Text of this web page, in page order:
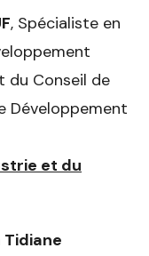
, Spécialiste en
du Conseil de
Développement
et du